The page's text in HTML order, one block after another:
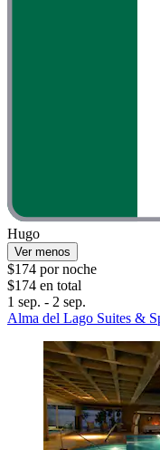
Hugo
Ver menos
$174 por noche
$174 en total
1 sep. - 2 sep.
Alma del Lago Suites &